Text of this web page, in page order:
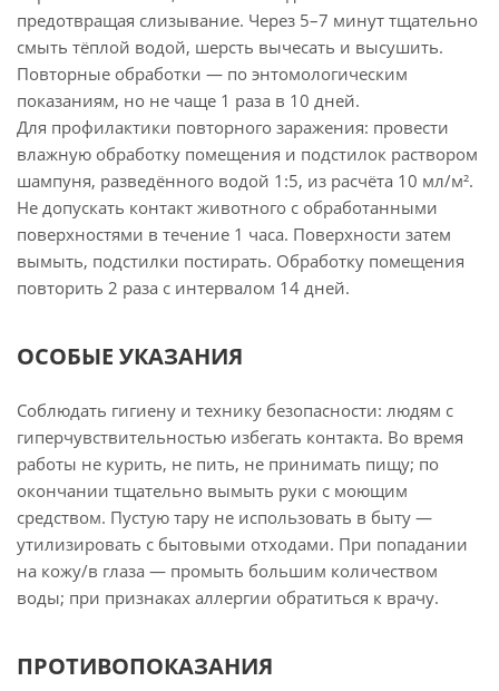
предотвращая слизывание. Через 5–7 минут тщательно
смыть тёплой водой, шерсть вычесать и высушить.
Повторные обработки — по энтомологическим
показаниям, но не чаще 1 раза в 10 дней.
Для профилактики повторного заражения: провести
влажную обработку помещения и подстилок раствором
шампуня, разведённого водой 1:5, из расчёта 10 мл/м².
Не допускать контакт животного с обработанными
поверхностями в течение 1 часа. Поверхности затем
вымыть, подстилки постирать. Обработку помещения
повторить 2 раза с интервалом 14 дней.
ОСОБЫЕ УКАЗАНИЯ
Соблюдать гигиену и технику безопасности: людям с
гиперчувствительностью избегать контакта. Во время
работы не курить, не пить, не принимать пищу; по
окончании тщательно вымыть руки с моющим
средством. Пустую тару не использовать в быту —
утилизировать с бытовыми отходами. При попадании
на кожу/в глаза — промыть большим количеством
воды; при признаках аллергии обратиться к врачу.
ПРОТИВОПОКАЗАНИЯ